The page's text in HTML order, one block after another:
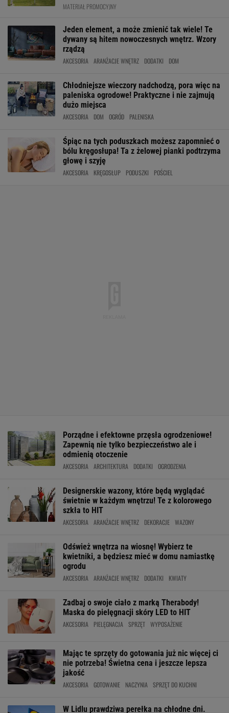
MATERIAŁ PROMOCYJNY
Jeden element, a może zmienić tak wiele! Te
dywany są hitem nowoczesnych wnętrz. Wzory
rządzą
AKCESORIA ARANŻACJE WNĘTRZ DODATKI DOM
Chłodniejsze wieczory nadchodzą, pora więc na
paleniska ogrodowe! Praktyczne i nie zajmują
dużo miejsca
AKCESORIA DOM OGRÓD PALENISKA
Śpiąc na tych poduszkach możesz zapomnieć o
bólu kręgosłupa! Ta z żelowej pianki podtrzyma
głowę i szyję
AKCESORIA KRĘGOSŁUP PODUSZKI POŚCIEL
Porządne i efektowne przęsła ogrodzeniowe!
Zapewnią nie tylko bezpieczeństwo ale i
odmienią otoczenie
AKCESORIA ARCHITEKTURA DODATKI OGRODZENIA
Designerskie wazony, które będą wyglądać
świetnie w każdym wnętrzu! Te z kolorowego
szkła to HIT
AKCESORIA ARANŻACJE WNĘTRZ DEKORACJE WAZONY
Odśwież wnętrza na wiosnę! Wybierz te
kwietniki, a będziesz mieć w domu namiastkę
ogrodu
AKCESORIA ARANŻACJE WNĘTRZ DODATKI KWIATY
Zadbaj o swoje ciało z marką Therabody!
Maska do pielęgnacji skóry LED to HIT
AKCESORIA PIELĘGNACJA SPRZĘT WYPOSAŻENIE
Mając te sprzęty do gotowania już nic więcej ci
nie potrzeba! Świetna cena i jeszcze lepsza
jakość
AKCESORIA GOTOWANIE NACZYNIA SPRZĘT DO KUCHNI
W Lidlu prawdziwa perełka na chłodne dni.